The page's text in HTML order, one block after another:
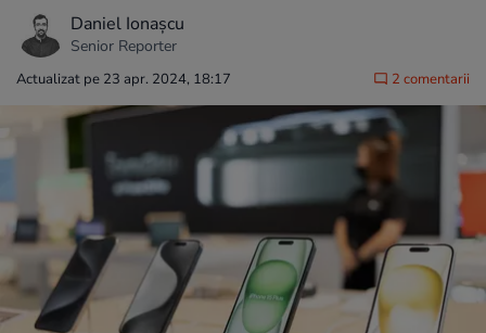
Daniel Ionașcu
Senior Reporter
Actualizat pe 23 apr. 2024, 18:17 2 comentarii